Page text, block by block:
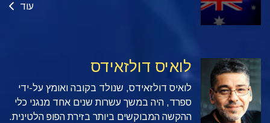
עוד
לואיס דולזאידס
לואיס דולזאידס, שנולד בקובה ואומץ על-ידי
ספרד, היה במשך עשרות שנים אחד מנגני כלי
ההקשה המבוקשים ביותר בזירת הפופ הלטינית.